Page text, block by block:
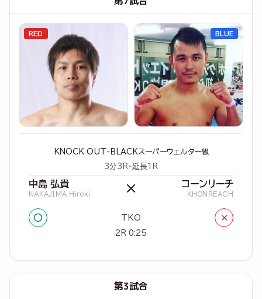
RED
KNOCK OUT-BLACKスーパーウェルター級
3分3R・延長1R
中島 弘貴
NAKAJIMA Hiroki × コーンリーチ
KHONREACH
○ TKO ×
2R 0:25
BLUE
第3試合